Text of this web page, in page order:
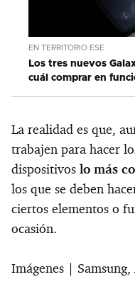
EN TERRITORIO ESE
Los tres nuevos
cuál comprar en
La realidad es que,
trabajen para hacer
dispositivos lo más
los que se deben
ciertos elementos o
ocasión.
Imágenes | Samsung,